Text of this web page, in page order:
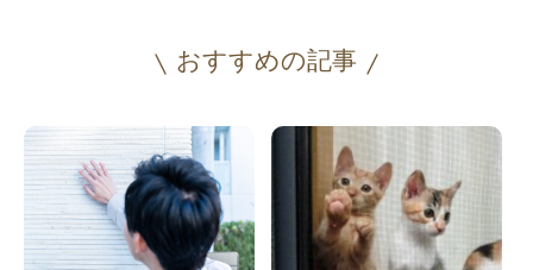
おすすめの記事